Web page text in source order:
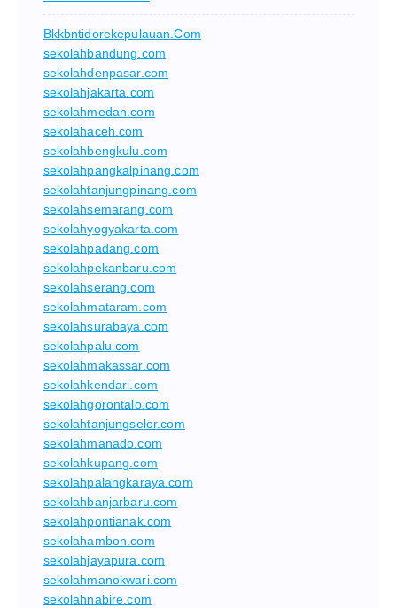
Bkkbntidorekepulauan.com
sekolahbandung.com
sekolahdenpasar.com
sekolahjakarta.com
sekolahmedan.com
sekolahaceh.com
sekolahbengkulu.com
sekolahpangkalpinang.com
sekolahtanjungpinang.com
sekolahsemarang.com
sekolahyogyakarta.com
sekolahpadang.com
sekolahpekanbaru.com
sekolahserang.com
sekolahmataram.com
sekolahsurabaya.com
sekolahpalu.com
sekolahmakassar.com
sekolahkendari.com
sekolahgorontalo.com
sekolahtanjungselor.com
sekolahmanado.com
sekolahkupang.com
sekolahpalangkaraya.com
sekolahbanjarbaru.com
sekolahpontianak.com
sekolahambon.com
sekolahjayapura.com
sekolahmanokwari.com
sekolahnabire.com